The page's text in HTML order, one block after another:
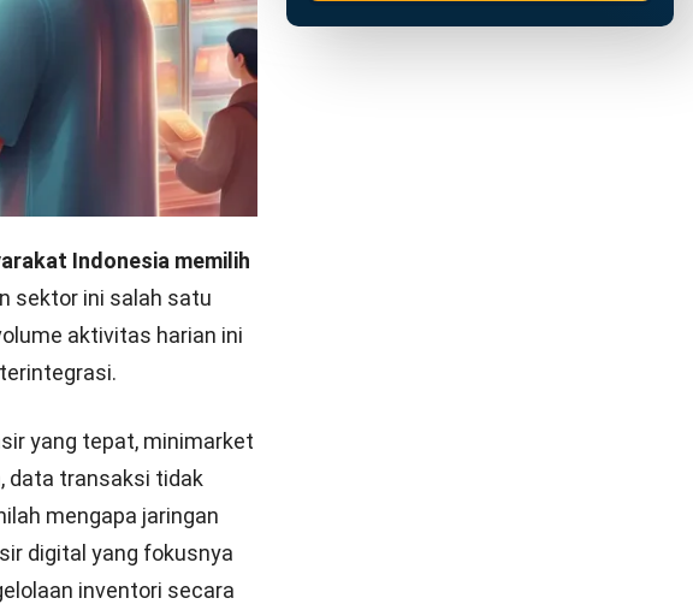
Indonesia memilih
sektor ini salah satu
aktivitas harian ini
yang tepat, minimarket
data transaksi tidak
mengapa jaringan
digital yang fokusnya
inventori secara